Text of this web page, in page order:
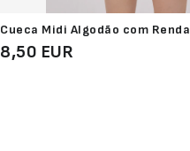
Cueca Midi Algodão com Renda
8,50 EUR